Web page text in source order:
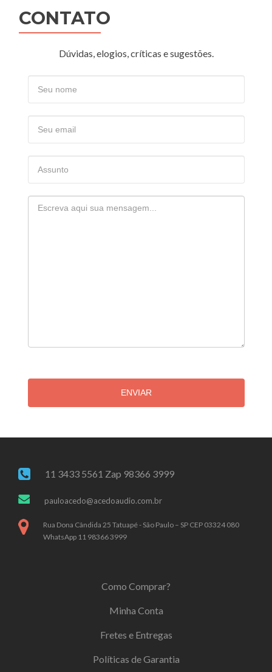
CONTATO
Dúvidas, elogios, críticas e sugestões.
ENVIAR
11 3433 5561 Zap 98366 3999
pauloacedo@acedoaudio.com.br
Rua Dona Cândida 25 Tatuapé - São Paulo – SP CEP 03324 080
WhatsApp 11 98366 3999
Como Comprar?
Minha Conta
Fretes e Entregas
Políticas de Garantia